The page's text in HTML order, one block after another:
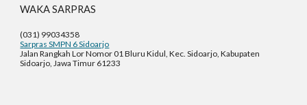
WAKASARPRAS
(031) 99034358
Sarpras SMPN 6 Sidoarjo
Jalan Rangkah Lor Nomor 01 Bluru Kidul, Kec. Sidoarjo, Kabupaten
Sidoarjo, Jawa Timur 61233